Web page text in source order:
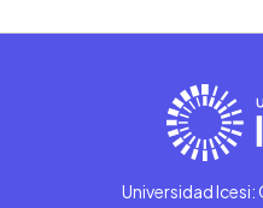
Universidad Icesi: